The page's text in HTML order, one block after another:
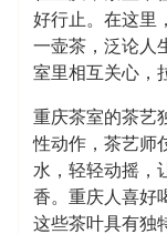
好行止。在这里
一壶茶，泛论人
室里相互关心，
重庆茶室的茶艺
性动作，茶艺师
水，轻轻动摇，
香。重庆人喜好
这些茶叶具有独